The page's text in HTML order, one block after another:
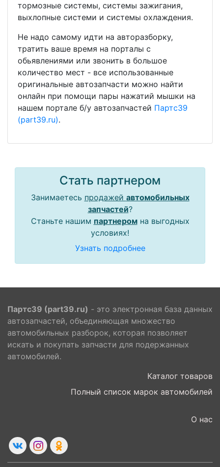
тормозные системы, системы зажигания,
выхлопные системи и системы охлаждения.
Не надо самому идти на авторазборку,
тратить ваше время на порталы с
обьявлениями или звонить в большое
количество мест - все использованные
оригинальные автозапчасти можно найти
онлайн при помощи пары нажатий мышки на
нашем портале б/у автозапчастей Партс39
(part39.ru).
Стать партнером
Занимаетесь продажей автомобильных
запчастей?
Станьте нашим партнеромна выгодных
условиях!
Узнать подробнее
Партс39 (part39.ru) - это электронная база данных
автозапчастей, объединяющая множество
автомобильных разборок, которая позволяет
искать и покупать запчасти для подержанных
автомобилей.
Каталог товаров
Полный список марок автомобилей
О нас